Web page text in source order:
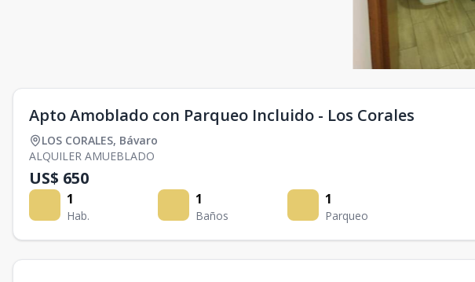
Apto Amoblado con Parqueo Incluido - Los Corales
LOS CORALES, Bávaro
ALQUILER AMUEBLADO
US$ 650
1
Hab.
1
Baños
1
Parqueo